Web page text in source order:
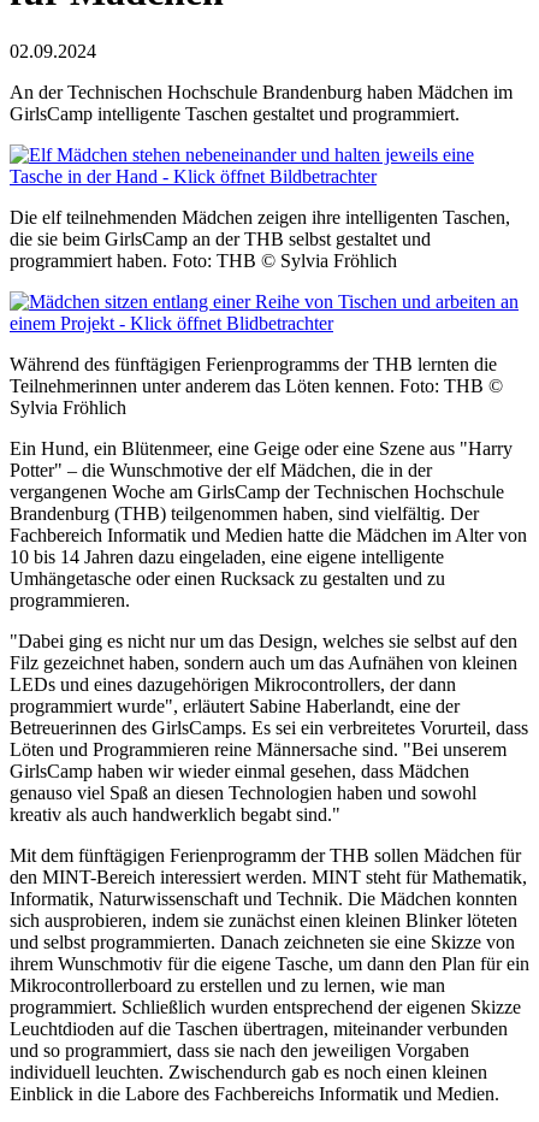
02.09.2024
An der Technischen Hochschule Brandenburg haben Mädchen im
GirlsCamp intelligente Taschen gestaltet und programmiert.
Die elf teilnehmenden Mädchen zeigen ihre intelligenten Taschen,
die sie beim GirlsCamp an der THB selbst gestaltet und
programmiert haben. Foto: THB © Sylvia Fröhlich
Während des fünftägigen Ferienprogramms der THB lernten die
Teilnehmerinnen unter anderem das Löten kennen. Foto: THB ©
Sylvia Fröhlich
Ein Hund, ein Blütenmeer, eine Geige oder eine Szene aus "Harry
Potter" – die Wunschmotive der elf Mädchen, die in der
vergangenen Woche am GirlsCamp der Technischen Hochschule
Brandenburg (THB) teilgenommen haben, sind vielfältig. Der
Fachbereich Informatik und Medien hatte die Mädchen im Alter von
10 bis 14 Jahren dazu eingeladen, eine eigene intelligente
Umhängetasche oder einen Rucksack zu gestalten und zu
programmieren.
"Dabei ging es nicht nur um das Design, welches sie selbst auf den
Filz gezeichnet haben, sondern auch um das Aufnähen von kleinen
LEDs und eines dazugehörigen Mikrocontrollers, der dann
programmiert wurde", erläutert Sabine Haberlandt, eine der
Betreuerinnen des GirlsCamps. Es sei ein verbreitetes Vorurteil, dass
Löten und Programmieren reine Männersache sind. "Bei unserem
GirlsCamp haben wir wieder einmal gesehen, dass Mädchen
genauso viel Spaß an diesen Technologien haben und sowohl
kreativ als auch handwerklich begabt sind."
Mit dem fünftägigen Ferienprogramm der THB sollen Mädchen für
den MINT-Bereich interessiert werden. MINT steht für Mathematik,
Informatik, Naturwissenschaft und Technik. Die Mädchen konnten
sich ausprobieren, indem sie zunächst einen kleinen Blinker löteten
und selbst programmierten. Danach zeichneten sie eine Skizze von
ihrem Wunschmotiv für die eigene Tasche, um dann den Plan für ein
Mikrocontrollerboard zu erstellen und zu lernen, wie man
programmiert. Schließlich wurden entsprechend der eigenen Skizze
Leuchtdioden auf die Taschen übertragen, miteinander verbunden
und so programmiert, dass sie nach den jeweiligen Vorgaben
individuell leuchten. Zwischendurch gab es noch einen kleinen
Einblick in die Labore des Fachbereichs Informatik und Medien.